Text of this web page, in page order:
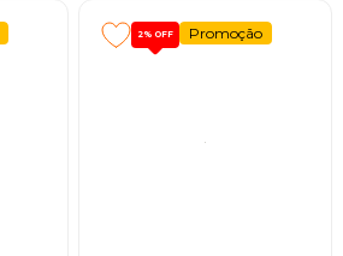
2% OFF Promoção